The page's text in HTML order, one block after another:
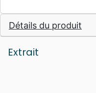
Détails du produit
Extrait